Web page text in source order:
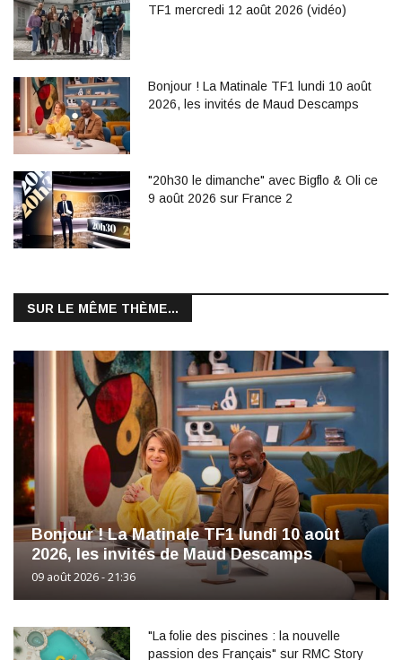
TF1 mercredi 12 août 2026 (vidéo)
Bonjour ! La Matinale TF1 lundi 10 août
2026, les invités de Maud Descamps
"20h30 le dimanche" avec Bigflo & Oli ce
9 août 2026 sur France 2
SUR LE MÊME THÈME...
Bonjour ! La Matinale TF1 lundi 10 août
2026, les invités de Maud Descamps
09 août 2026 - 21:36
"La folie des piscines : la nouvelle
passion des Français" sur RMC Story